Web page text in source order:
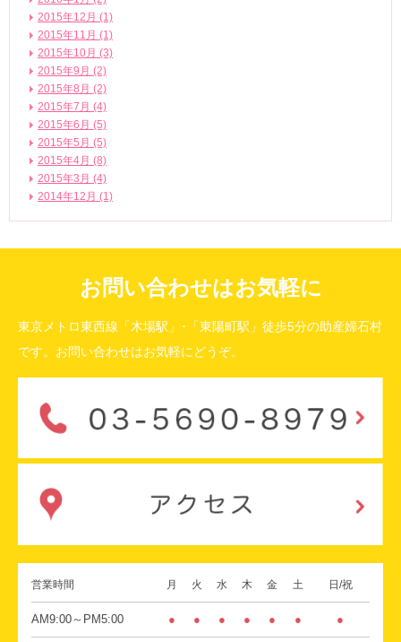
2015年12月 (1)
2015年11月 (1)
2015年10月 (3)
2015年9月 (2)
2015年8月 (2)
2015年7月 (4)
2015年6月 (5)
2015年5月 (5)
2015年4月 (8)
2015年3月 (4)
2014年12月 (1)
お問い合わせはお気軽に
東京メトロ東西線「木場駅」･「東陽町駅」徒歩5分の助産婦石村
です。お問い合わせはお気軽にどうぞ。
営業時間 月 火 水 木 金 土 日/祝
AM9:00～PM5:00 ● ● ● ● ● ● ●